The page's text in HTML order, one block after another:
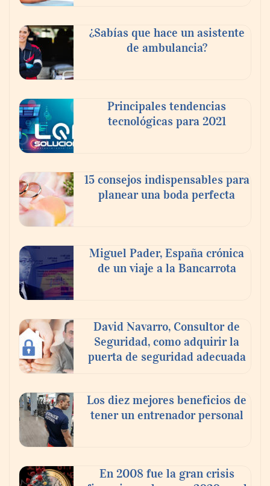
En el Día de la Cerveza, Grupo Modelo
mundo elige para reunirse: 7 de cada 10 la
escogen
compromiso para el eclipse solar del 12 de
agosto
‘El ransomware se puede vencer. No
Ricardo Palacio Escobar
¿Sabías que hace un asistente
de ambulancia?
Principales tendencias
tecnológicas para 2021
15 consejos indispensables para
planear una boda perfecta
Miguel Pader, España crónica
de un viaje a la Bancarrota
David Navarro, Consultor de
Seguridad, como adquirir la
puerta de seguridad adecuada
Los diez mejores beneficios de
tener un entrenador personal
En 2008 fue la gran crisis